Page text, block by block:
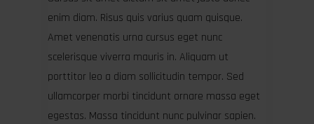
enim diam. Risus quis varius quam quisque.
Amet venenatis urna cursus eget nunc
scelerisque viverra mauris in. Aliquam ut
porttitor leo a diam sollicitudin tempor. Sed
ullamcorper morbi tincidunt ornare massa eget
egestas. Massa tincidunt nunc pulvinar sapien.